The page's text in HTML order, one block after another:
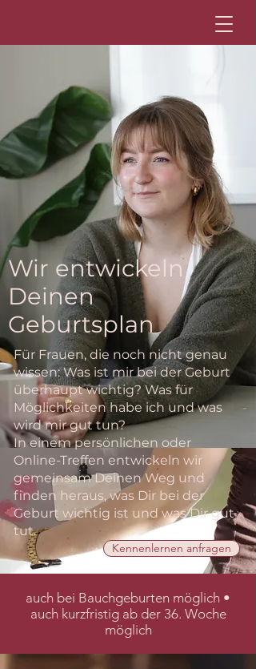
Wir entwickeln
Deinen
Geburtsplan
Für Frauen, die noch nicht genau
wissen: Was ist mir bei der Geburt
überhaupt wichtig? Was für
Möglichkeiten habe ich und was
wird mir gut tun?
In einem persönlichen oder
Online-Treffen entwickeln wir
gemeinsam Deinen Weg und
finden heraus, was Dir bei der
Geburt wichtig ist und was Dir gut
tut.
Kennenlernen anfragen
auch bei Bauchgeburten möglich •
auch kurzfristig ab der 36. Woche
möglich